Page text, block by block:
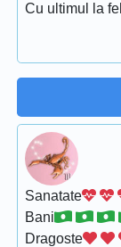
Cu ultimul la
Sanatate
Bani
Dragoste